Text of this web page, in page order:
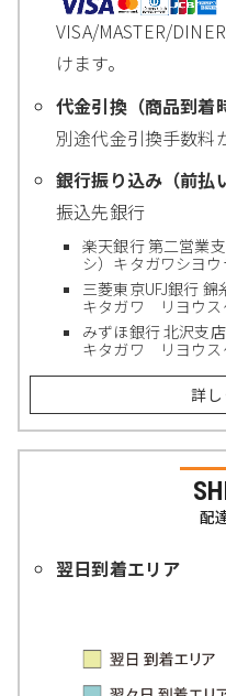
VISA/MASTER/
けます。
代金引換（商品到着
別途代金引換手数料
銀行振り込み（前払
振込先銀行
楽天銀行 第二営業
シ）キタガワシヨウ
三菱東京UFJ銀行 錦
キタガワ リヨウス
みずほ銀行 北沢支
キタガワ リヨウス
詳し
配
翌日到着エリア